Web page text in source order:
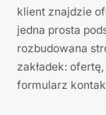
klient znajdzie
jedna prosta
rozbudowana
zakładek:
formularz